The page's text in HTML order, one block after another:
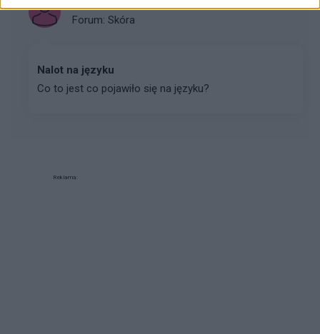
Forum: Skóra
Nalot na języku
Co to jest co pojawiło się na języku?
Reklama: